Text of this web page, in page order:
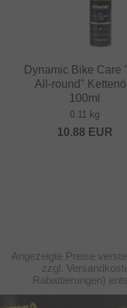
Dynamic Bike Care
All-round"
100ml
0.11 kg
10.88 EUR
Angezeigte Preise
zzgl.
Rabattierungen)